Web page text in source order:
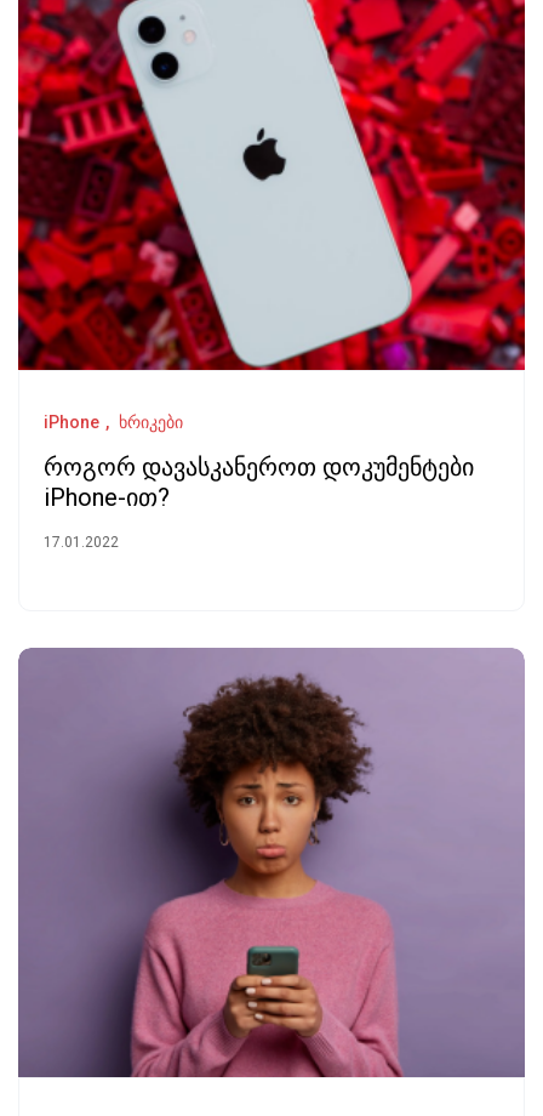
iPhone ხრიკები
როგორ დავასკანეროთ დოკუმენტები
iPhone-ით?
17.01.2022